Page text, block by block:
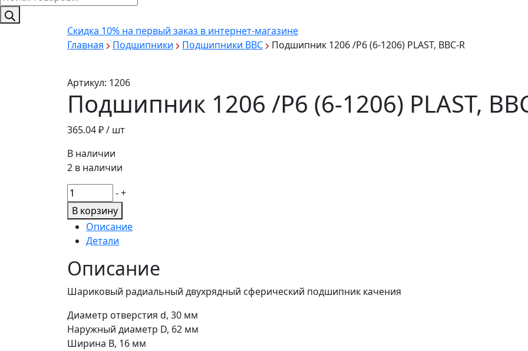
товаров
Скидка 10% на первый заказ в интернет-магазине
Главная
Подшипники Подшипники BBC Подшипник 1206 /P6 (6-1206) PLAST, BBC-R
Артикул: 1206
Подшипник 1206 /P6 (6-1206) PLAST,
365.04₽ / шт
В наличии
2 в наличии
Количество
товара
Подшипник
1206
/P6
(6-
1206)
PLAST,
R
-+
В корзину
Описание
Детали
Описание
Шариковый радиальный двухрядный сферический подшипник качения
Диаметр отверстия d, 30 мм
Наружный диаметр D, 62 мм
Ширина B, 16 мм